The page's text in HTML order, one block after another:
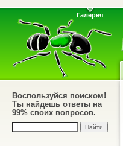
Галерея
Воспользуйся поиском!
Ты найдешь ответы на
99% своих вопросов.